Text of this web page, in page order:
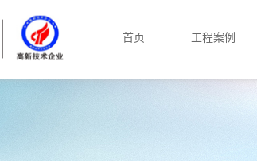
首页 工程案例